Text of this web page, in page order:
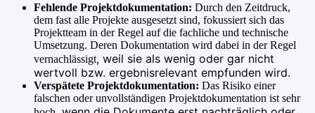
Fehlende Projektdokumentation: Durch den Zeitdruck,
dem fast alle Projekte ausgesetzt sind, fokussiert sich das
Projektteam in der Regel auf die fachliche und technische
Umsetzung. Deren Dokumentation wird dabei in der Regel
vernachlässigt, weil sie als wenig oder gar nicht
wertvoll bzw. ergebnisrelevant empfunden wird.
Verspätete Projektdokumentation: Das Risiko einer
falschen oder unvollständigen Projektdokumentation ist sehr